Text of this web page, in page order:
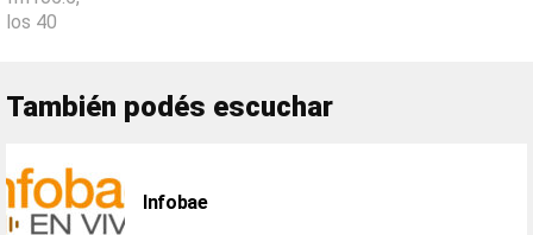
los 40
También podés escuchar
Infobae